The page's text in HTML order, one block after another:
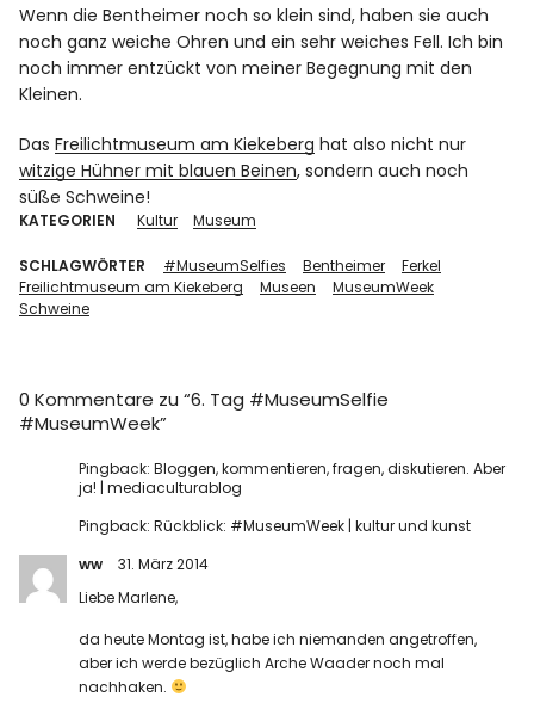
Wenn die Bentheimer noch so klein sind, haben sie auch
noch ganz weiche Ohren und ein sehr weiches Fell. Ich bin
noch immer entzückt von meiner Begegnung mit den
Kleinen.
DasFreilichtmuseum am Kiekeberg hat also nicht nur
witzige Hühner mit blauen Beinen, sondern auch noch
süße Schweine!
KATEGORIEN Kultur Museum
SCHLAGWÖRTER #MuseumSelfies Bentheimer
Ferkel
Freilichtmuseum am Kiekeberg
Museen
MuseumWeek
Schweine
0 Kommentare zu “6. Tag #MuseumSelfie
#MuseumWeek”
Pingback:Bloggen, kommentieren, fragen, diskutieren. Aber
ja! | mediaculturablog
Pingback:Rückblick: #MuseumWeek | kultur und kunst
ww
31. März 2014
Liebe Marlene,
da heute Montag ist, habe ich niemanden angetroffen,
aber ich werde bezüglich Arche Waader noch mal
nachhaken.